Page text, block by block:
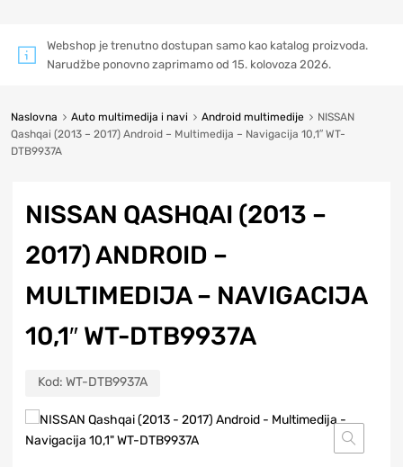
Webshop je trenutno dostupan samo kao katalog proizvoda.
Narudžbe ponovno zaprimamo od 15. kolovoza 2026.
Naslovna Auto multimedija i navi Android multimedije
NISSAN
Qashqai (2013 – 2017) Android – Multimedija – Navigacija 10,1″ WT-
DTB9937A
NISSAN QASHQAI (2013 –
2017) ANDROID –
MULTIMEDIJA – NAVIGACIJA
10,1″ WT-DTB9937A
Kod: WT-DTB9937A